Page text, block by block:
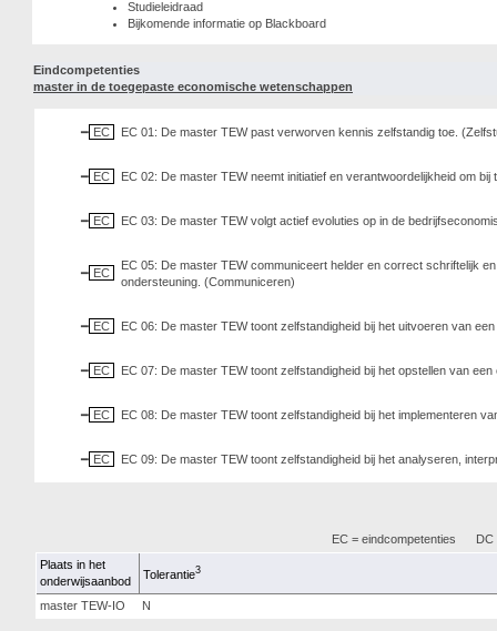
Studieleidraad
Bijkomende informatie op Blackboard
Eindcompetenties
master in de toegepaste economische wetenschappen
EC EC 01: De master TEW past verworven kennis zelfstandig toe.
EC EC 02: De master TEW neemt initiatief en verantwoordelijkheid om
EC EC 03: De master TEW volgt actief evoluties op in de
EC
EC 05: De master TEW communiceert helder en correct schriftelijk
ondersteuning. (Communiceren)
EC EC 06: De master TEW toont zelfstandigheid bij het uitvoeren van
EC EC 07: De master TEW toont zelfstandigheid bij het opstellen van
EC EC 08: De master TEW toont zelfstandigheid bij het implementeren
EC EC 09: De master TEW toont zelfstandigheid bij het analyseren,
EC = eindcompetenties
DC
Plaats in het
onderwijsaanbod
Tolerantie3
master TEW-IO N